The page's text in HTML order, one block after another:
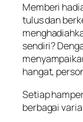
Memberi
tulusdan
sendiri?
hangat,
Setiap
berbagai